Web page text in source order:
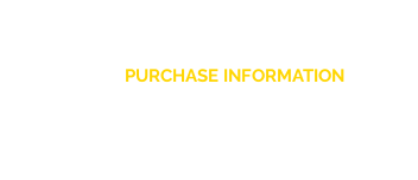
PURCHASE INFORMATION